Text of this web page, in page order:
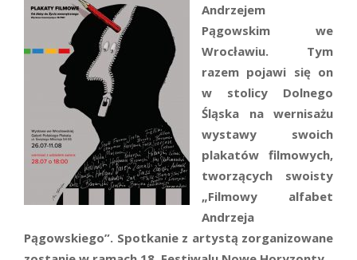
Andrzejem
Pągowskim we
Wrocławiu. Tym
razem pojawi się on
w stolicy Dolnego
Śląska na wernisażu
wystawy swoich
plakatów filmowych,
tworzących swoisty
„Filmowy alfabet
Andrzeja
Pągowskiego”. Spotkanie z artystą zorganizowane